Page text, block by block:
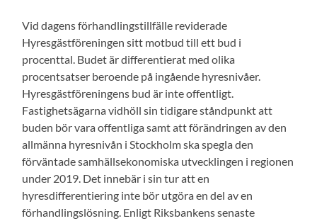
Vid dagens förhandlingstillfälle reviderade
Hyresgästföreningen sitt motbud till ett bud i
procenttal. Budet är differentierat med olika
procentsatser beroende på ingående hyresnivåer.
Hyresgästföreningens bud är inte offentligt.
Fastighetsägarna vidhöll sin tidigare ståndpunkt att
buden bör vara offentliga samt att förändringen av den
allmänna hyresnivån i Stockholm ska spegla den
förväntade samhällsekonomiska utvecklingen i regionen
under 2019. Det innebär i sin tur att en
hyresdifferentiering inte bör utgöra en del av en
förhandlingslösning. Enligt Riksbankens senaste